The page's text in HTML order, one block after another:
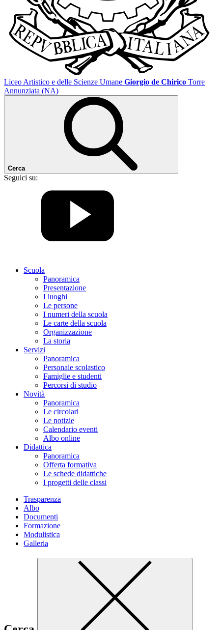
Liceo Artistico e delle Scienze Umane Giorgio de Chirico Torre
Annunziata (NA)
Cerca
Seguici su:
Scuola
Panoramica
Presentazione
I luoghi
Le persone
I numeri della scuola
Le carte della scuola
Organizzazione
La storia
Servizi
Panoramica
Personale scolastico
Famiglie e studenti
Percorsi di studio
Novità
Panoramica
Le circolari
Le notizie
Calendario eventi
Albo online
Didattica
Panoramica
Offerta formativa
Le schede didattiche
I progetti delle classi
Trasparenza
Albo
Documenti
Formazione
Modulistica
Galleria